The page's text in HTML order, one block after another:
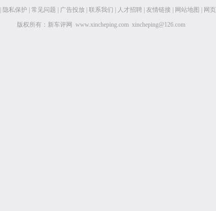
隐私保护 常见问题 广告投放 联系我们 人才招聘 友情链接 网站地图 网
版权所有：新车评网 www.xincheping.com xincheping@126.com